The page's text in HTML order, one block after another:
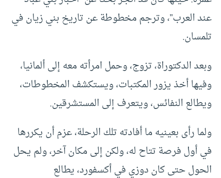
عند العرب”، وترجم مخطوطة عن تاريخ بني زيان في
تلمسان.
وبعد الدكتوراة، تزوج، وحمل امرأته معه إلى ألمانيا،
وفيها أخذ يزور المكتبات، ويستكشف المخطوطات،
ويطالع النفائس، ويتعرف إلى المستشرقين.
ولما رأى بعينيه ما أفادته تلك الرحلة، عزم أن يكررها
في أول فرصة تتاح له، ولكن إلى مكان آخر، ولم يحل
الحول حتى كان دوزي في أكسفورد، يطالع